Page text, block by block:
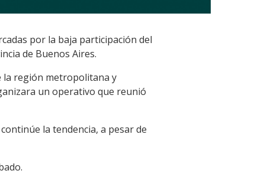
por la baja participación del
de Buenos Aires.
la región metropolitana y
un operativo que reunió
la tendencia, a pesar de